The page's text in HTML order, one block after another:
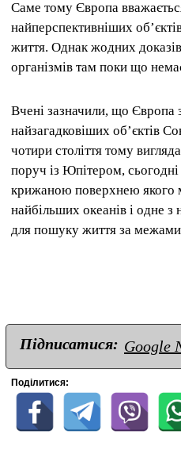
Саме тому Європа
найперспективніших
життя. Однак жодних
організмів там поки що
Вчені зазначили, що Європа
найзагадковіших об’єктів
чотири століття тому
поруч із Юпітером, сьогодні
крижаною поверхнею якого
найбільших океанів і одне
для пошуку життя за межами
Підписатися: Google
Поділитися: